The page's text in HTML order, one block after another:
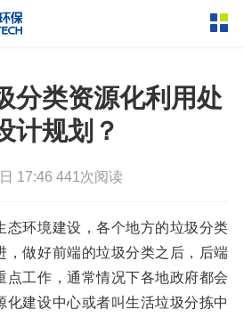
双轴撕碎机 单轴撕碎机
垃圾破袋机 移动式撕碎站
粉碎设备
环锤式粉碎机 鼓式粉碎机
轮胎钢丝分离机 通用型粉碎机
破碎设备
反击式破碎机 颚式破碎机
挤压成型设备
分类资源化利用处
计规划？
17:46 441次阅读
态环境建设，各个地方的垃圾分类
，做好前端的垃圾分类之后，后端
点工作，通常情况下各地政府都会
化建设中心或者叫生活垃圾分拣中